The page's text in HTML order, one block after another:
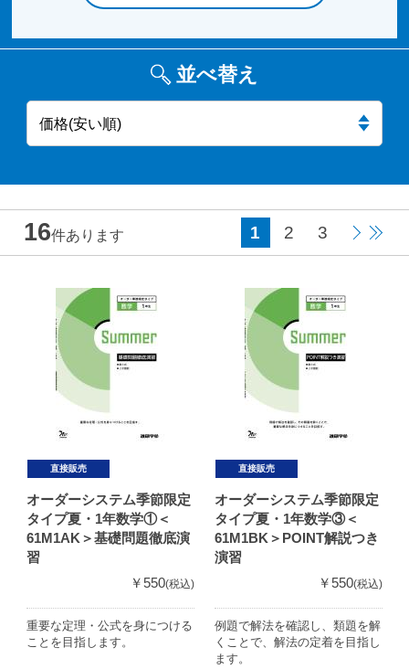
並べ替え
16件あります 1 2 3
直接販売
オーダーシステム季節限定
タイプ夏・1年数学①＜
61M1AK＞基礎問題徹底演
習
￥550(税込)
重要な定理・公式を身につける
ことを目指します。
直接販売
オーダーシステム季節限定
タイプ夏・1年数学③＜
61M1BK＞POINT解説つき
演習
￥550(税込)
例題で解法を確認し、類題を解
くことで、解法の定着を目指し
ます。